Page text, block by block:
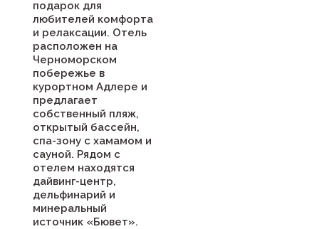
подарок для
любителей комфорта
и релаксации. Отель
расположен на
Черноморском
побережье в
курортном Адлере и
предлагает
собственный пляж,
открытый бассейн,
спа-зону с хамамом и
сауной. Рядом с
отелем находятся
дайвинг-центр,
дельфинарий и
минеральный
источник «Бювет».